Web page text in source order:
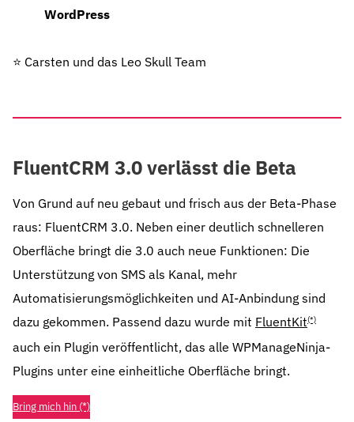
WordPress
⭐️ Carsten und das Leo Skull Team
FluentCRM 3.0 verlässt die Beta
Von Grund auf neu gebaut und frisch aus der Beta-Phase
raus: FluentCRM 3.0. Neben einer deutlich schnelleren
Oberfläche bringt die 3.0 auch neue Funktionen: Die
Unterstützung von SMS als Kanal, mehr
Automatisierungsmöglichkeiten und AI-Anbindung sind
dazu gekommen. Passend dazu wurde mit FluentKit(*)
auch ein Plugin veröffentlicht, das alle WPManageNinja-
Plugins unter eine einheitliche Oberfläche bringt.
Bring mich hin (*)